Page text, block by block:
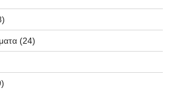
(24)